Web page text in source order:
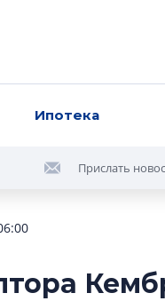
Ипотека
Прислать